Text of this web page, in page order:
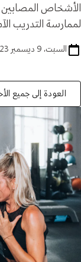
الأشخاص المصابين
لممارسة التدريب
السبت، 9 ديسمبر 2023
العودة إلى جميع